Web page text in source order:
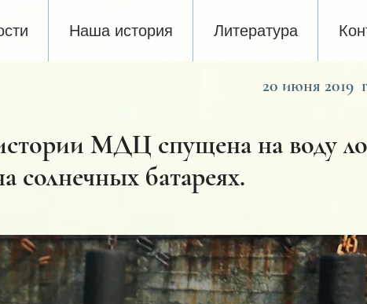
Наша история Литература
20 июня 2019
МДЦ спущена на воду
солнечных батареях.